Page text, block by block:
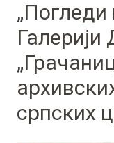
„Погледи
Галерији
српских